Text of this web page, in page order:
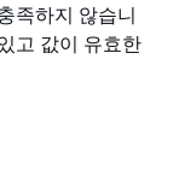
족하지 않습니
고 값이 유효한